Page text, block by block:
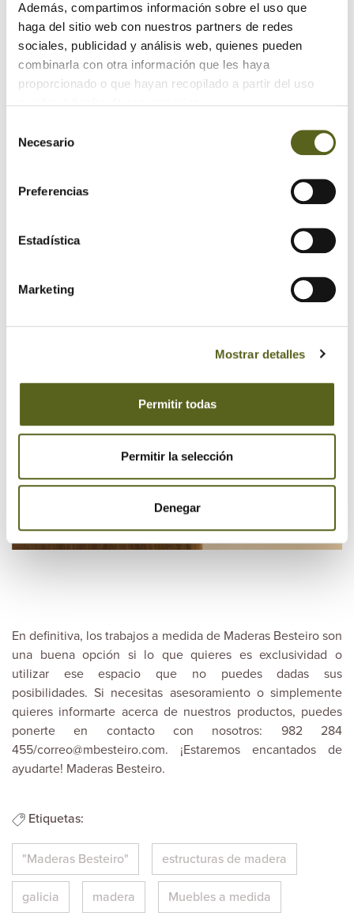
Además, compartimos información sobre el uso que
haga del sitio web con nuestros partners de redes
sociales, publicidad y análisis web, quienes pueden
combinarla con otra información que les haya
proporcionado o que hayan recopilado a partir del uso
Necesario
Preferencias
Estadística
Marketing
Mostrar detalles
Permitir todas
Permitir la selección
Denegar
Maderas Besteiro
es un referente dentro de su sector
gracias a la calidad de todos sus productos, sus trabajos y a
la atención y dedicación del equipo de profesionales. Para
diferenciarse de la competencia, y así asegurarse la
Maderas Besteiro ha establecido e implantado un Sistema
de Calidad y Gestión Medioambiental y Cadena de
En definitiva, los trabajos a medida de Maderas Besteiroson
una buena opción si lo que quieres es exclusividad o
utilizar ese espacio que no puedes dadas sus
posibilidades. Si necesitas asesoramiento o simplemente
quieres informarte acerca de nuestros productos, puedes
ponerte en contacto con nosotros: 982 284
455/correo@mbesteiro.com. ¡Estaremos encantados de
ayudarte! Maderas Besteiro.
Etiquetas:
"Maderas Besteiro" estructuras de madera
galicia madera Muebles a medida